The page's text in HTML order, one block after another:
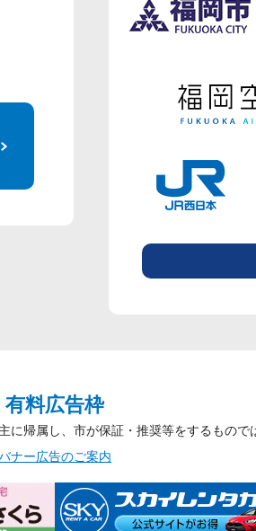
有料広告枠
に帰属し、市が保証・推奨等をするもので
ナー広告のご案内